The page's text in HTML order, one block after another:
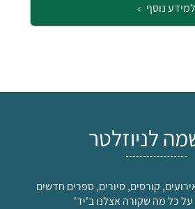
למידע נוסף
לניוזלטר
קורסים, סיורים, ספרים חדשים
כל מה שקורה אצלנו ב'יד'